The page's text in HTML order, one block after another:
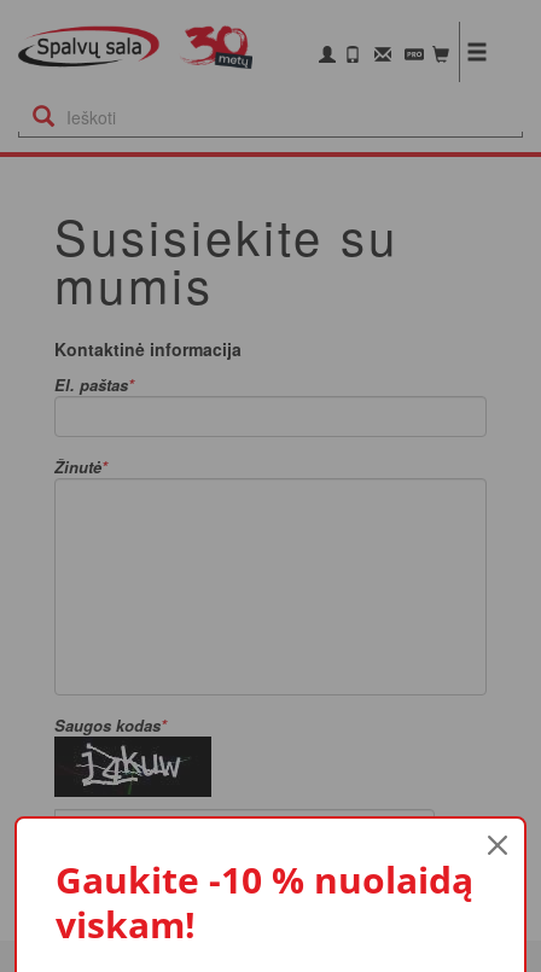
Susisiekite su
mumis
Kontaktinė informacija
El. paštas
Žinutė
Saugos kodas
Siųsti
Gaukite -10 % nuolaidą
viskam!